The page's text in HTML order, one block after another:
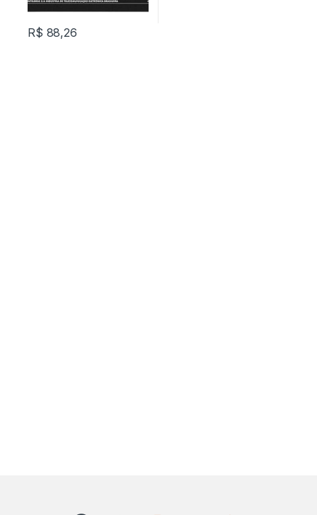
R$ 88,26